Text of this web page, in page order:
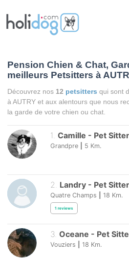
Pension Chien & Chat,
meilleurs Petsitters à
Découvrez nos 12 petsitters qui sont
à AUTRY et aux alentours que nous
la garde de votre chien ou chat.
1. Camille - Pet Sitter
Grandpre 5 Km.
2. Landry - Pet Sitter
Quatre Champs 18 Km.
1 reviews
3. Oceane - Pet
Vouziers 18 Km.